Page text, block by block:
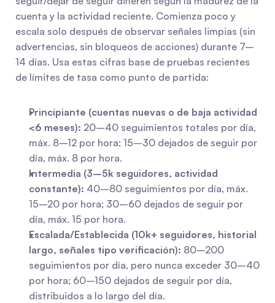
cuenta y la actividad reciente. Comienza poco y
escala solo después de observar señales limpias (sin
advertencias, sin bloqueos de acciones) durante 7–
14 días. Usa estas cifras base de pruebas recientes
de límites de tasa como punto de partida:
Principiante (cuentas nuevas o de baja actividad
<6 meses): 20–40 seguimientos totales por día,
máx. 8–12 por hora; 15–30 dejados de seguir por
día, máx. 8 por hora.
Intermedia (3–5k seguidores, actividad
constante): 40–80 seguimientos por día, máx.
15–20 por hora; 30–60 dejados de seguir por
día, máx. 15 por hora.
Escalada/Establecida (10k+ seguidores, historial
largo, señales tipo verificación): 80–200
seguimientos por día, pero nunca exceder 30–40
por hora; 60–150 dejados de seguir por día,
distribuidos a lo largo del día.